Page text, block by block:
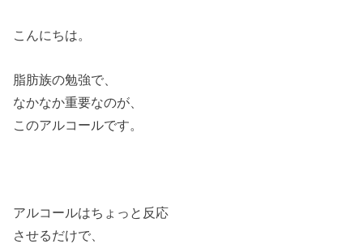
こんにちは。
脂肪族の勉強で、
なかなか重要なのが、
このアルコールです。
アルコールはちょっと反応
させるだけで、